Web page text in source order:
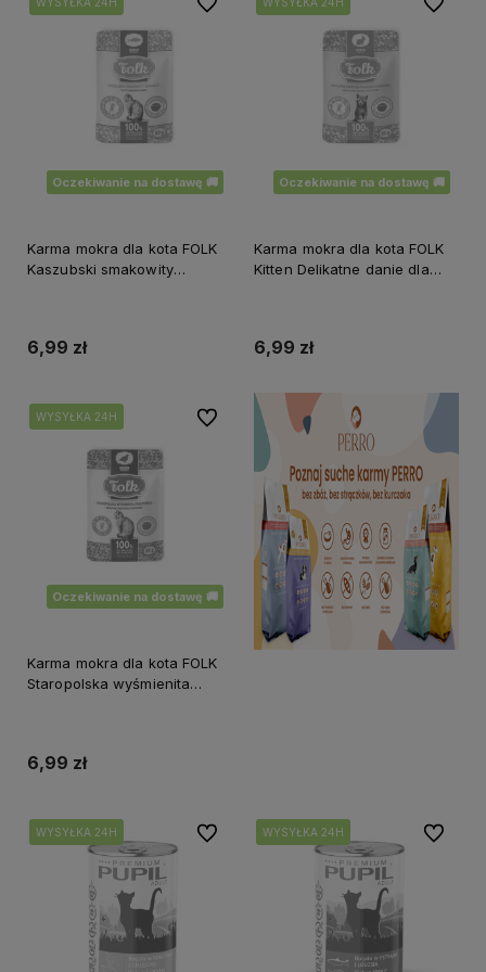
Oczekiwanie na dostawę 🚚
Karma mokra dla kota FOLK
Kaszubski smakowity
6,99 zł
Oczekiwanie na dostawę 🚚
Karma mokra dla kota FOLK
Kitten Delikatne danie dla
6,99 zł
Oczekiwanie na dostawę 🚚
WYSYŁKA 24H
WYSYŁKA 24H
Karma mokra dla kota FOLK
Staropolska wyśmienita
6,99 zł
Do ulubionych
WYSYŁKA 24H
WYSYŁKA 24H
WYSYŁKA 24H Do ulubionychWYSYŁKA 24H
WYSYŁKA 24H
WYSYŁKA 24H Do